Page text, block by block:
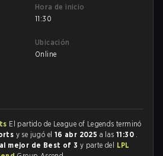
Hora de inicio
11:30
Ubicación
Online
El partido de League of Legends terminó
y se jugó el 16 abr 2025 a las11:30 .
mejor de Best of 3 y parte del LPL